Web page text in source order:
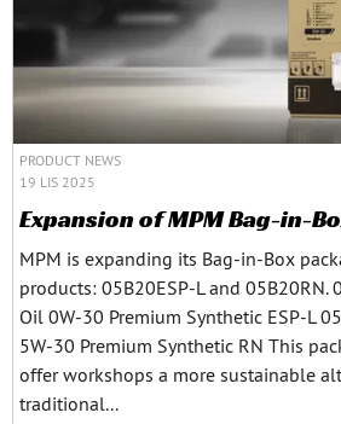
PRODUCT NEWS
19 LIS 2025
Expansion of MPM Bag-in-
MPM is expanding its Bag-in-Box
products: 05B20ESP-L and 05B20RN.
Oil 0W-30 Premium Synthetic ESP-L
5W-30 Premium Synthetic RN This
offer workshops a more sustainable
traditional...